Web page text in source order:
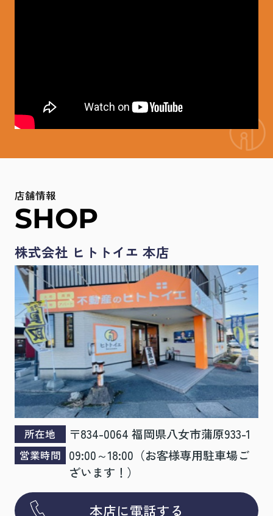
①『LINEで返信』のアイコンをクリック
②『認証コード』をコピーして『友だち追加』をクリック
ださい！！
＝＝＝＝＝＝＝＝＝＝＝＝＝＝＝＝＝＝＝＝＝＝＝＝＝＝＝
け付けております。
お問合せファーム
何卒宜しくお願いいたします。
2025.10.23
社員研修による臨時休業のお知らせ
日頃より株式会社ヒトトイエをご愛顧頂き誠に有難うござい
誠に勝手ながら、弊社は下記の期日を社内研修休業
とさせていただきます。
１１月４日（火）～１１月６日(木)
を 臨時休業とさせていただきます。
何卒ご了承のほど、お願い申し上げます。
店舗情報
SHOP
株式会社 ヒトトイエ 本店
所在地 〒834-0064 福岡県八女市蒲原933-1
営業時間
09:00～18:00（お客様専用駐車場ご
ざいます！）
本店に電話する